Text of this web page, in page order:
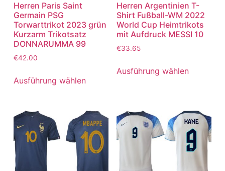
Herren Paris Saint
Germain PSG
Torwarttrikot 2023 grün
Kurzarm Trikotsatz
DONNARUMMA 99
€42.00
Ausführung wählen
Herren Argentinien T-
Shirt Fußball-WM 2022
World Cup Heimtrikots
mit Aufdruck MESSI 10
€33.65
Ausführung wählen